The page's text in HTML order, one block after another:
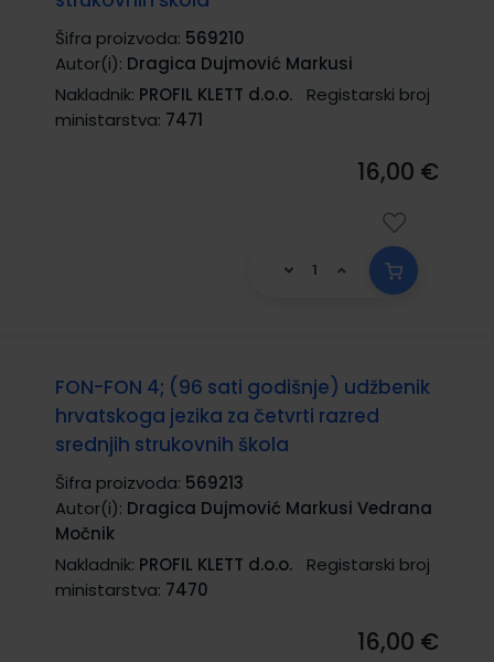
Šifra proizvoda: 569210
Autor(i): Dragica Dujmović Markusi
Nakladnik: PROFIL KLETT d.o.o.
Registarski broj
ministarstva: 7471
16,00 €
FON-FON 4; (96 sati godišnje) udžbenik
hrvatskoga jezika za četvrti razred
srednjih strukovnih škola
Šifra proizvoda: 569213
Autor(i): Dragica Dujmović Markusi Vedrana
Močnik
Nakladnik: PROFIL KLETT d.o.o.
Registarski broj
ministarstva: 7470
16,00 €